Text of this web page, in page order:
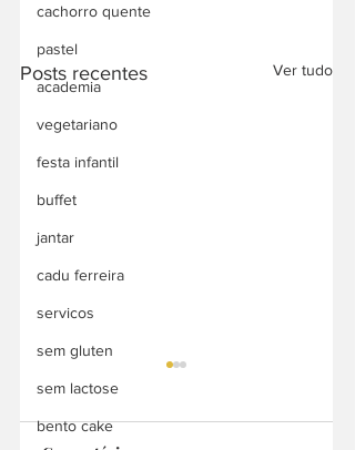
cachorro quente
pastel
academia
vegetariano
festa infantil
buffet
jantar
cadu ferreira
servicos
sem gluten
sem lactose
bento cake
Posts recentes Ver tudo